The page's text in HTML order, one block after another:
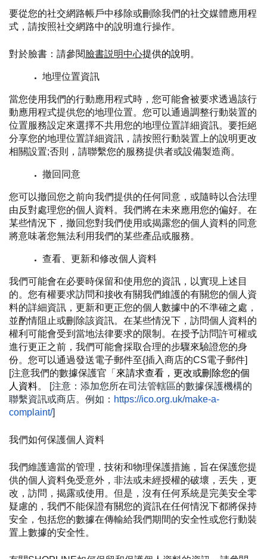
要從您的社交網路帳戶中移除或刪除我們的社交媒體應用程
式，請按照社交網路中的說明進行操作。
對於臉書：請參閱臉書説明中心提供的說明 。
地理位置資訊
當您使用我們的行動應用程式時，您可能會被要求透過該行
動應用程式提供您的地理位置。您可以通過調整行動裝置的
位置服務設定來選擇不共用您的地理位置詳細資訊。要拒絕
分享您的地理位置詳細資訊，請按照行動裝置上的說明更改
相關設置;否則，請聯繫您的服務提供者或設備製造商。
撤回同意
您可以撤回您之前向我們提供的任何同意，或隨時以合法理
由反對處理您的個人資料。我們將在未來應用您的偏好。在
某些情況下，撤回您對我們使用或揭露您的個人資料的同意
將意味著您無法利用我們的某些產品或服務。
查看、更新和修改個人資料
我們可能會在必要時保留和使用您的資訊，以實現上述目
的。您有權要求訪問和接收有關我們維護的有關您的個人資
料的詳細資訊，更新和更正您的個人數據中的不準確之處，
並酌情阻止或刪除該資訊。在某些情況下，訪問個人資料的
權利可能會受到當地法律要求的限制。在授予訪問許可權或
進行更正之前，我們可能會採取合理的步驟來驗證您的身
份。您可以通過發送電子郵件至{插入商店的CS電子郵件]
[注意我們的數據保護官「 來請求查看，更改或刪除您的個
人資料。
[注意：添加您所在司法管轄區的數據保護機構的
聯繫資訊或商店。例如： https://ico.org.uk/make-a-
complaint/]
我們如何保護個人資料
我們維護適當的管理，技術和物理保護措施，旨在保護您提
供的個人資料免受意外，非法或未經授權的破壞，丟失，更
改，訪問，揭露或使用。但是，沒有任何系統是完美安全零
疑慮的，我們不能保證有關您的資訊在任何情況下都將保持
安全，包括您的數據在傳輸給我們期間的安全性或您行動裝
置上數據的安全性。